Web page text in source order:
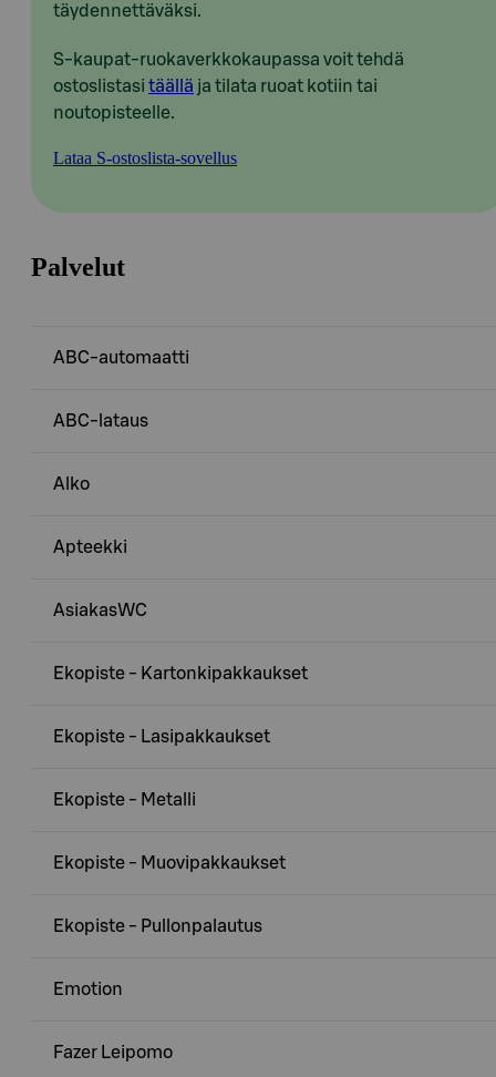
täydennettäväksi.
S-kaupat-ruokaverkkokaupassa voit tehdä
ostoslistasi täällä ja tilata ruoat kotiin tai
noutopisteelle.
Lataa S-ostoslista-sovellus
Palvelut
ABC-automaatti
ABC-lataus
Alko
Apteekki
AsiakasWC
Ekopiste - Kartonkipakkaukset
Ekopiste - Lasipakkaukset
Ekopiste - Metalli
Ekopiste - Muovipakkaukset
Ekopiste - Pullonpalautus
Emotion
Fazer Leipomo